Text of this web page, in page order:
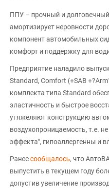
ППУ – прочный и
амортизирует неровности
компонент автомобильных
комфорт и поддержку для
Предприятие наладило
Standard, Comfort (+SAB
комплекта типа Standard
эластичность и быстрое
утяжеляют конструкцию
воздухопроницаемость, т.е.
эффекта", гипоаллергенны и
Ранеесообщалось, что
выпустить в текущем году
допустив увеличение